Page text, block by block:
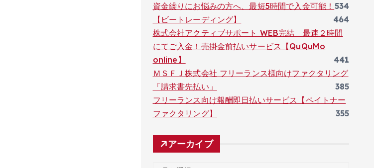
534
資金繰りにお悩みの方へ、最短5時間で入金可能！
【ビートレーディング】
464
株式会社アクティブサポート WEB完結 最速２時間
にてご入金！売掛金前払いサービス【QuQuMo
online】
441
ＭＳＦＪ株式会社 フリーランス様向けファクタリング
「請求書先払い」
385
フリーランス向け報酬即日払いサービス【ペイトナー
ファクタリング】
355
アーカイブ